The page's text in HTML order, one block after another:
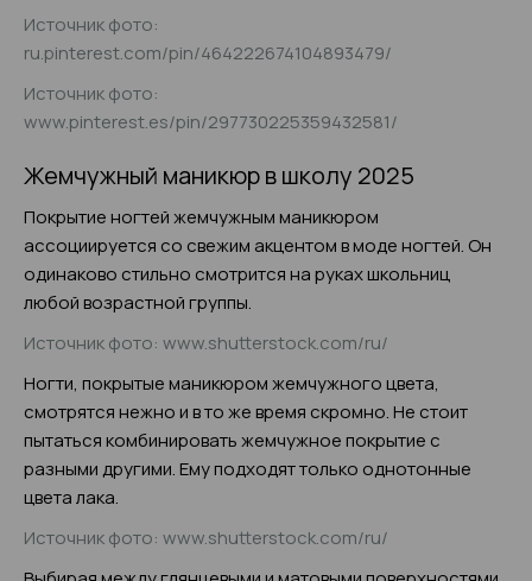
Источник фото:
ru.pinterest.com/pin/464222674104893479/
Источник фото:
www.pinterest.es/pin/297730225359432581/
Жемчужный маникюр в школу 2025
Покрытие ногтей жемчужным маникюром
ассоциируется со свежим акцентом в моде ногтей. Он
одинаково стильно смотрится на руках школьниц
любой возрастной группы.
Источник фото: www.shutterstock.com/ru/
Ногти, покрытые маникюром жемчужного цвета,
смотрятся нежно и в то же время скромно. Не стоит
пытаться комбинировать жемчужное покрытие с
разными другими. Ему подходят только однотонные
цвета лака.
Источник фото: www.shutterstock.com/ru/